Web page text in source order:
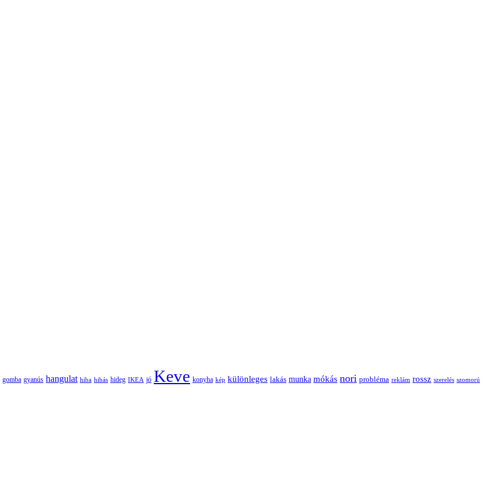
gomba gyanús hangulat hiba hibás hideg IKEA jó Keve konyha kép különleges lakás munka mókás nori probléma reklám rossz szerelés szomorú